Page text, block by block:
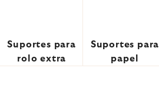
Suportes para
rolo extra
Suportes para
papel